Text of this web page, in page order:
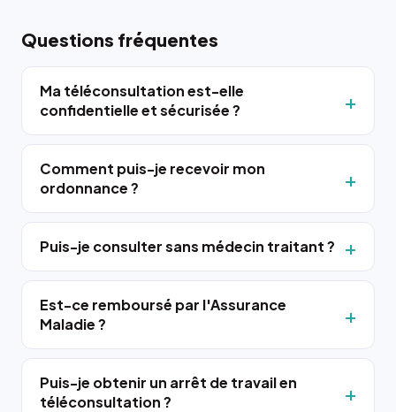
Questions fréquentes
Ma téléconsultation est-elle
confidentielle et sécurisée ?
Comment puis-je recevoir mon
ordonnance ?
Puis-je consulter sans médecin traitant ?
Est-ce remboursé par l'Assurance
Maladie ?
Puis-je obtenir un arrêt de travail en
téléconsultation ?